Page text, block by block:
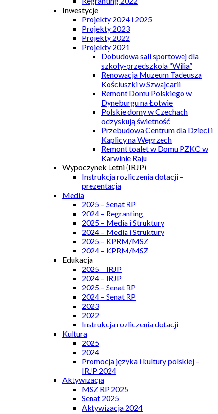
Inwestycje
Projekty 2024 i 2025
Projekty 2023
Projekty 2022
Projekty 2021
Dobudowa sali sportowej dla
szkoły-przedszkola “Wilia”
Renowacja Muzeum Tadeusza
Kościuszki w Szwajcarii
Remont Domu Polskiego w
Dyneburgu na Łotwie
Polskie domy w Czechach
odzyskują świetność
Przebudowa Centrum dla Dzieci i
Kaplicy na Węgrzech
Remont toalet w Domu PZKO w
Karwinie Raju
Wypoczynek Letni (IRJP)
Instrukcja rozliczenia dotacji –
prezentacja
Media
2025 – Senat RP
2024 – Regranting
2025 – Media i Struktury
2024 – Media i Struktury
2025 – KPRM/MSZ
2024 – KPRM/MSZ
Edukacja
2025 – IRJP
2024 – IRJP
2025 – Senat RP
2024 – Senat RP
2023
2022
Instrukcja rozliczenia dotacji
Kultura
2025
2024
Promocja języka i kultury polskiej –
IRJP 2024
Aktywizacja
MSZ RP 2025
Senat 2025
Aktywizacja 2024